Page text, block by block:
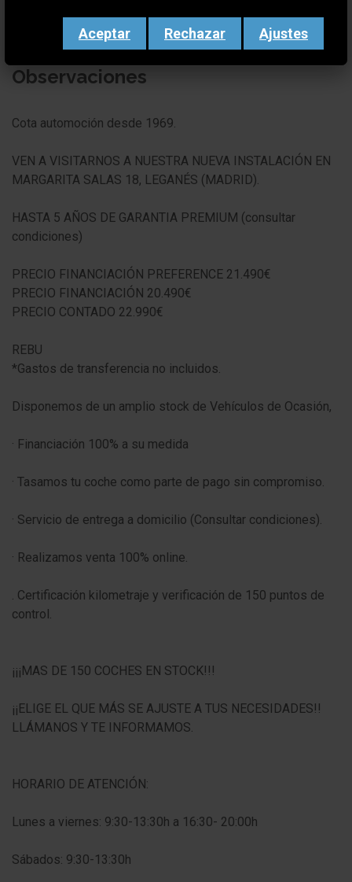
Observaciones
Cota automoción desde 1969.
VEN A VISITARNOS A NUESTRA NUEVA INSTALACIÓN EN
MARGARITA SALAS 18, LEGANÉS (MADRID).
HASTA 5 AÑOS DE GARANTIA PREMIUM (consultar
condiciones)
PRECIO FINANCIACIÓN PREFERENCE 21.490€
PRECIO FINANCIACIÓN 20.490€
PRECIO CONTADO 22.990€
REBU
*Gastos de transferencia no incluidos.
Disponemos de un amplio stock de Vehículos de Ocasión,
· Financiación 100% a su medida
· Tasamos tu coche como parte de pago sin compromiso.
· Servicio de entrega a domicilio (Consultar condiciones).
· Realizamos venta 100% online.
. Certificación kilometraje y verificación de 150 puntos de
control.
¡¡¡MAS DE 150 COCHES EN STOCK!!!
¡¡ELIGE EL QUE MÁS SE AJUSTE A TUS NECESIDADES!!
LLÁMANOS Y TE INFORMAMOS.
HORARIO DE ATENCIÓN:
Lunes a viernes: 9:30-13:30h a 16:30- 20:00h
Sábados: 9:30-13:30h
Aceptar Rechazar Ajustes